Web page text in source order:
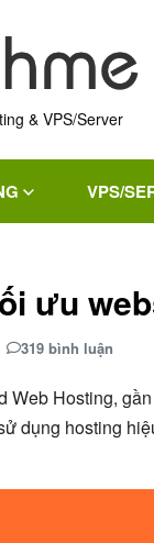
& VPS/Server
VPS/
ưu
319 bình luận
Web Hosting,
dụng hosting